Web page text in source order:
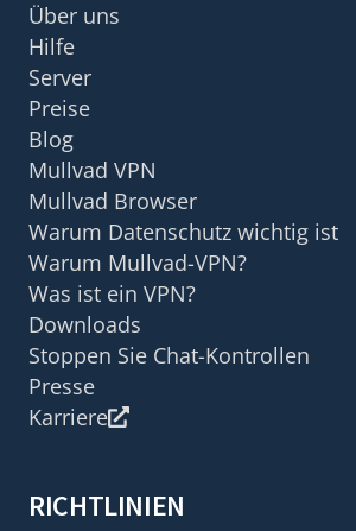
Über uns
Hilfe
Server
Preise
Blog
Mullvad VPN
Mullvad Browser
Warum Datenschutz wichtig ist
Warum Mullvad-VPN?
Was ist ein VPN?
Downloads
Stoppen Sie Chat-Kontrollen
Presse
Karriere
RICHTLINIEN